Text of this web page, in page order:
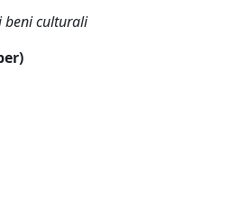
beni culturali